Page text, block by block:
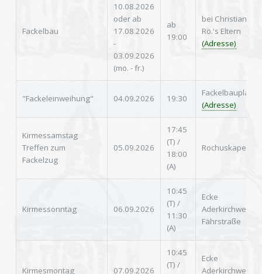
Fackelbau
10.08.2026
oder ab
17.08.2026
-
03.09.2026
(mo. - fr.)
ab
19:00
bei Christian
Rö.'s Eltern
(Adresse)
"Fackeleinweihung" 04.09.2026 19:30
Fackelbauplatz;
(Adresse)
Kirmessamstag
Treffen zum
Fackelzug
05.09.2026
17:45
(T) /
18:00
(A)
Rochuskapelle
Kirmessonntag 06.09.2026
10:45
(T) /
11:30
(A)
Ecke
Aderkirchweg /
Fährstraße
Kirmesmontag 07.09.2026
10:45
(T) /
Ecke
Aderkirchweg /